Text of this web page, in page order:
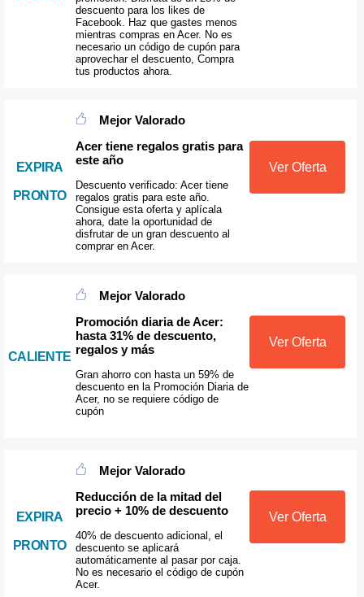
descuento para los likes de
Facebook. Haz que gastes menos
mientras compras en Acer. No es
necesario un código de cupón para
aprovechar el descuento, Compra
tus productos ahora.
EXPIRA
PRONTO
Mejor Valorado
Acer tiene regalos gratis para
este año
Descuento verificado: Acer tiene
regalos gratis para este año.
Consigue esta oferta y aplícala
ahora, date la oportunidad de
disfrutar de un gran descuento al
comprar en Acer.
Ver Oferta
CALIENTE
Mejor Valorado
Promoción diaria de Acer:
hasta 31% de descuento,
regalos y más
Gran ahorro con hasta un 59% de
descuento en la Promoción Diaria de
Acer, no se requiere código de
cupón
Ver Oferta
EXPIRA
PRONTO
Mejor Valorado
Reducción de la mitad del
precio + 10% de descuento
40% de descuento adicional, el
descuento se aplicará
automáticamente al pasar por caja.
No es necesario el código de cupón
Acer.
Ver Oferta